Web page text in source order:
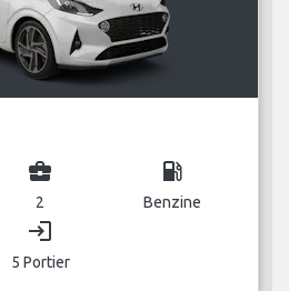
business_center
2
local_gas_station
Benzine
login
5 Portier